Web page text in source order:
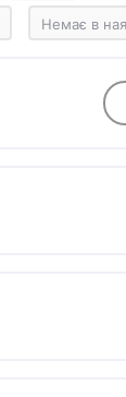
Немає в